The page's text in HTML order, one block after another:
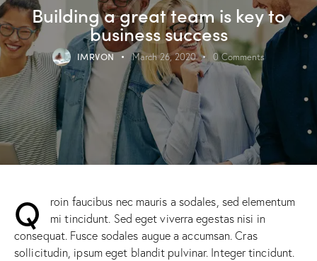
Building a great team is key to
business success
IMRVON March 26, 2020 0 Comments
Q
roin faucibus nec mauris a sodales, sed elementum
mi tincidunt. Sed eget viverra egestas nisi in
consequat. Fusce sodales augue a accumsan. Cras
sollicitudin, ipsum eget blandit pulvinar. Integer tincidunt.